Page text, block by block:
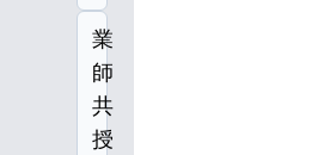
業
師
共
授